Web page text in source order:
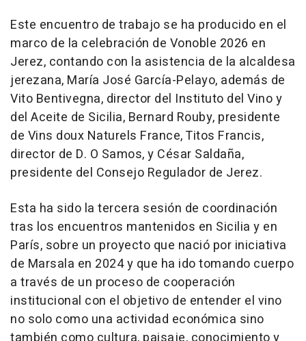
Este encuentro de trabajo se ha producido en el
marco de la celebración de Vonoble 2026 en
Jerez, contando con la asistencia de la alcaldesa
jerezana, María José García-Pelayo, además de
Vito Bentivegna, director del Instituto del Vino y
del Aceite de Sicilia, Bernard Rouby, presidente
de Vins doux Naturels France, Titos Francis,
director de D. O Samos, y César Saldaña,
presidente del Consejo Regulador de Jerez.
Esta ha sido la tercera sesión de coordinación
tras los encuentros mantenidos en Sicilia y en
París, sobre un proyecto que nació por iniciativa
de Marsala en 2024 y que ha ido tomando cuerpo
a través de un proceso de cooperación
institucional con el objetivo de entender el vino
no solo como una actividad económica sino